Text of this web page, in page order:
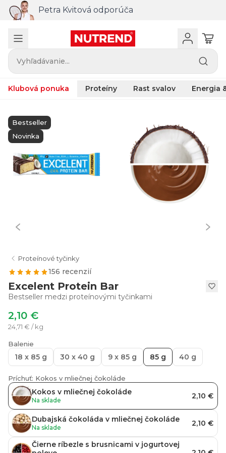
Petra Kvitová odporúča
Vyhľadávanie...
Klubová ponuka Proteíny Rast svalov Energia
Bestseller
Novinka
Proteínové tyčinky
156 recenzií
Excelent Protein Bar
Bestseller medzi proteínovými tyčinkami
2,10 €
24,71 € / kg
Balenie
18 x 85 g 30 x 40 g 9 x 85 g 85 g 40 g
Príchuť: Kokos v mliečnej čokoláde
Kokos v mliečnej čokoláde
Na sklade 2,10 €
Dubajská čokoláda v mliečnej čokoláde
Na sklade 2,10 €
Čierne ríbezle s brusnicami v jogurtovej